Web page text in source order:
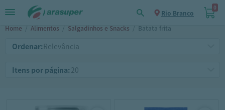
Rio Branco
0
Home / Alimentos / Salgadinhos e Snacks / Batata frita
Ordenar:
Itens por página: